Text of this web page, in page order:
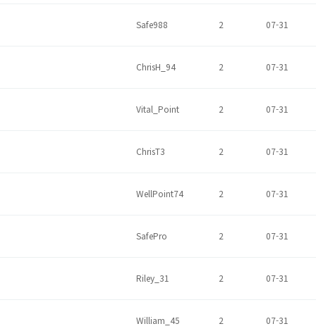
Safe988 2 07-31
ChrisH_94 2 07-31
Vital_Point 2 07-31
ChrisT3 2 07-31
WellPoint74 2 07-31
SafePro 2 07-31
Riley_31 2 07-31
William_45 2 07-31